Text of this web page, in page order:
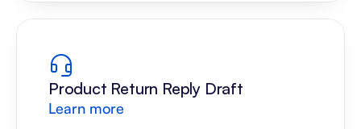
Product Return Reply Draft
Learn more